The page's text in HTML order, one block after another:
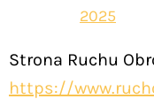
2025
Strona Ruchu
https://